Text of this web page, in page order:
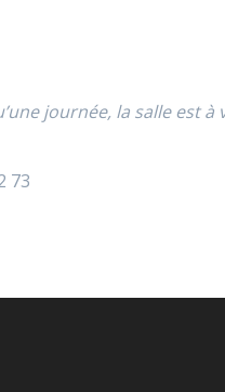
journée, la salle est
73